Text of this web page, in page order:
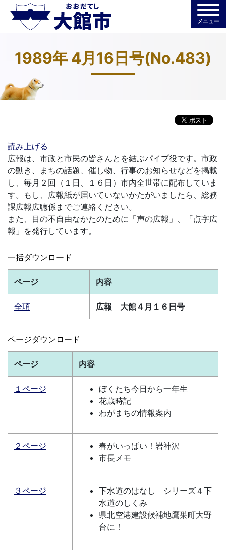
メニュー
1989年 4月16日号(No.483)
読み上げる
広報は、市政と市民の皆さんとを結ぶパイプ役です。市政
の動き、まちの話題、催し物、行事のお知らせなどを掲載
し、毎月２回（１日、１６日）市内全世帯に配布していま
す。もし、広報紙が届いていないかたがいましたら、総務
課広報広聴係までご連絡ください。
また、目の不自由なかたのために「声の広報」、「点字広
報」を発行しています。
一括ダウンロード
ページ 内容
全項 広報 大館４月１６日号
ページダウンロード
ページ 内容
１ページ
ぼくたち今日から一年生
花歳時記
わがまちの情報案内
２ページ
春がいっぱい！岩神沢
市長メモ
３ページ
下水道のはなし シリーズ４下
水道のしくみ
県北空港建設候補地鷹巣町大野
台に！